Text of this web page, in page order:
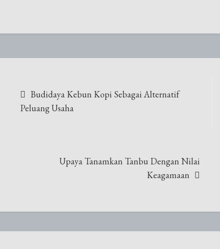
pos
Budidaya Kebun Kopi Sebagai Alternatif
Peluang Usaha
Upaya Tanamkan Tanbu Dengan Nilai
Keagamaan